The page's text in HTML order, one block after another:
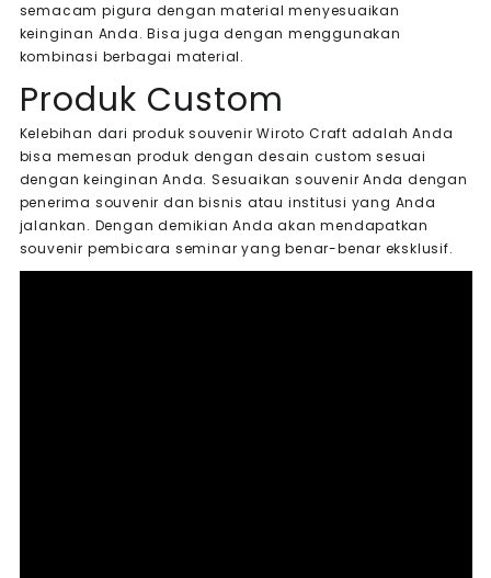
semacam pigura dengan material menyesuaikan
keinginan Anda. Bisa juga dengan menggunakan
kombinasi berbagai material.
Produk Custom
Kelebihan dari produk souvenir Wiroto Craft adalah Anda
bisa memesan produk dengan desain custom sesuai
dengan keinginan Anda. Sesuaikan souvenir Anda dengan
penerima souvenir dan bisnis atau institusi yang Anda
jalankan. Dengan demikian Anda akan mendapatkan
souvenir pembicara seminar yang benar-benar eksklusif.